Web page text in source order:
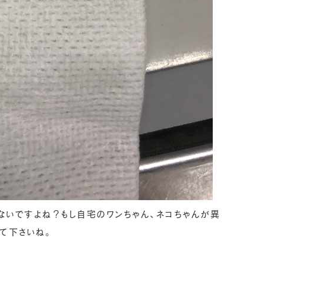
いですよね？もし自宅のワンちゃん、ネコちゃんが異
下さいね。